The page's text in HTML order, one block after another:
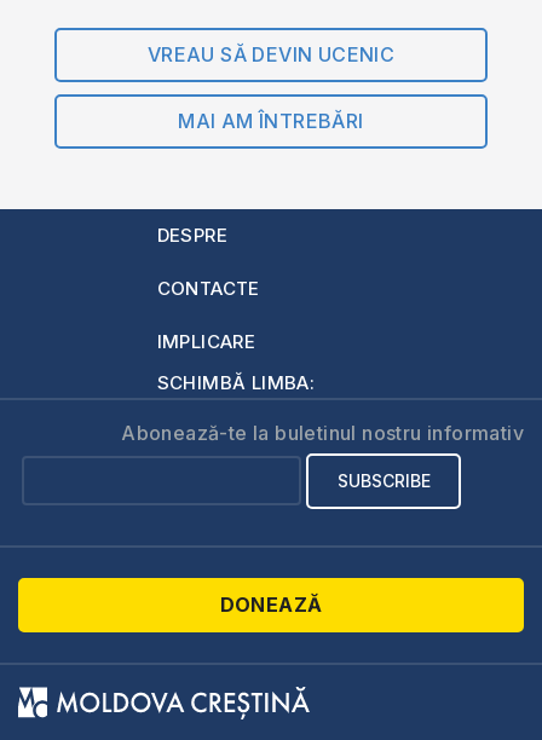
VREAU SĂ DEVIN UCENIC
MAI AM ÎNTREBĂRI
DESPRE
CONTACTE
IMPLICARE
SCHIMBĂ LIMBA:
Abonează-te la buletinul nostru informativ
DONEAZĂ